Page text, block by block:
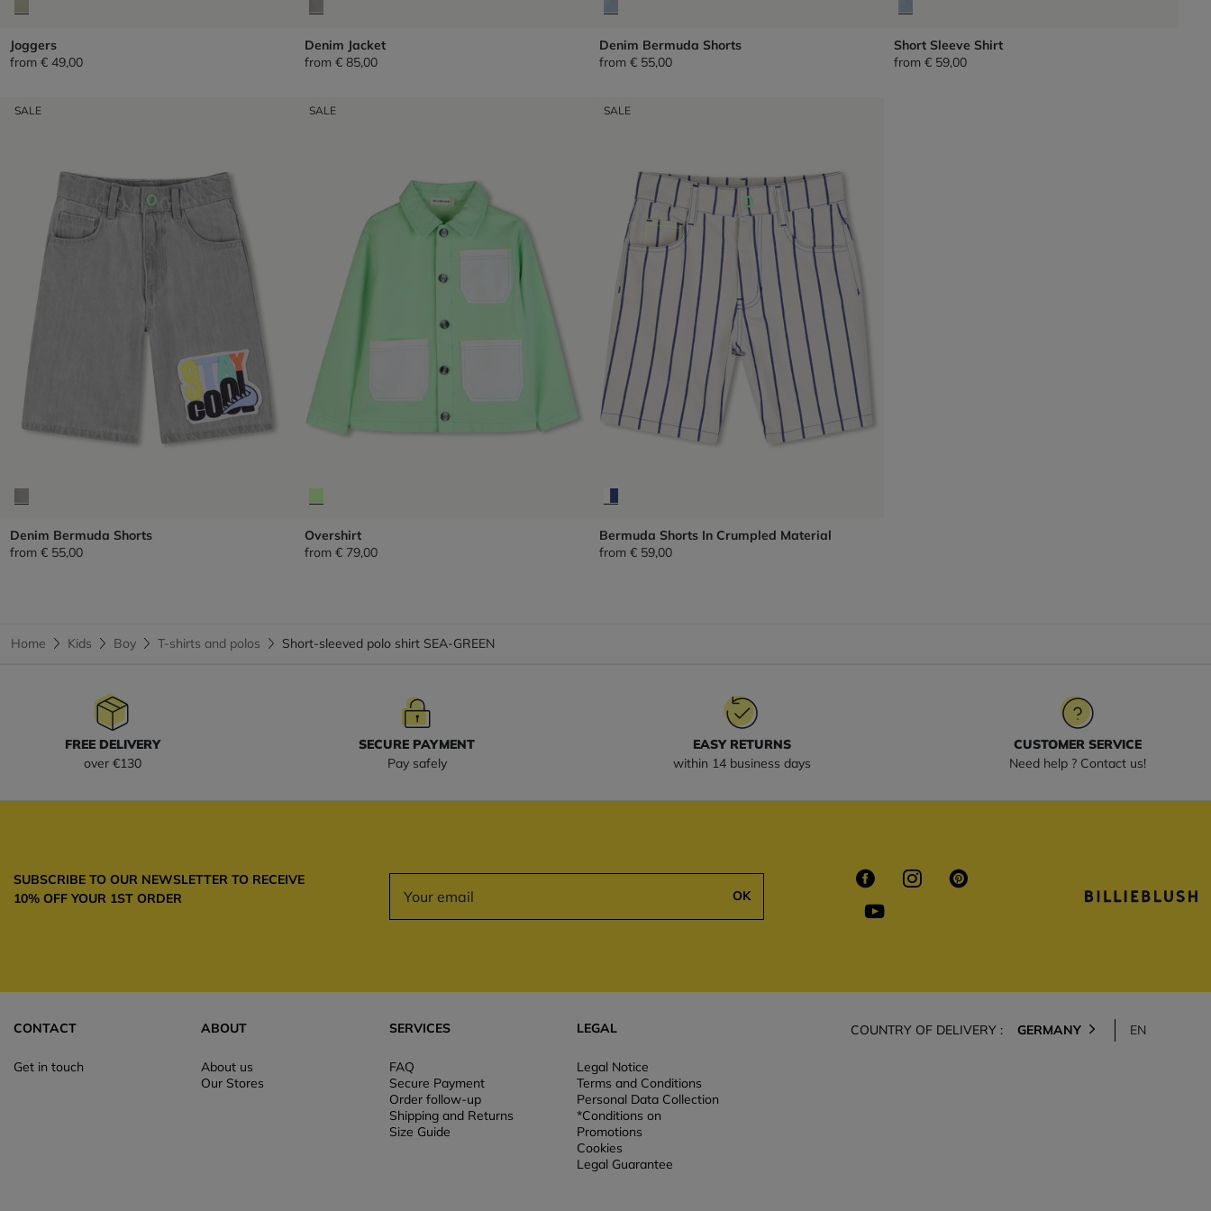
Joggers
from € 49,00
Denim Jacket
from € 85,00
Denim Bermuda Shorts
from € 55,00
Short Sleeve Shirt
from € 59,00
SALE
Denim Bermuda Shorts
from € 55,00
SALE
Overshirt
from € 79,00
SALE
Bermuda Shorts In Crumpled Material
from € 59,00
Home Kids Boy T-shirts and polos Short-sleeved polo shirt SEA-GREEN
FREE DELIVERY
over €130
SECURE PAYMENT
Pay safely
EASY RETURNS
within 14 business days
CUSTOMER SERVICE
Need help ? Contact us!
SUBSCRIBE TO OUR NEWSLETTER TO RECEIVE
10% OFF YOUR 1ST ORDER
OK
CONTACT
Get in touch
ABOUT
About us
Our Stores
SERVICES
FAQ
Secure Payment
Order follow-up
Shipping and Returns
Size Guide
LEGAL
Legal Notice
Terms and Conditions
Personal Data Collection
*Conditions on
Promotions
Cookies
Legal Guarantee
COUNTRY OF DELIVERY : GERMANY EN